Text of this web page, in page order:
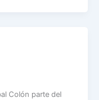
Colón parte del